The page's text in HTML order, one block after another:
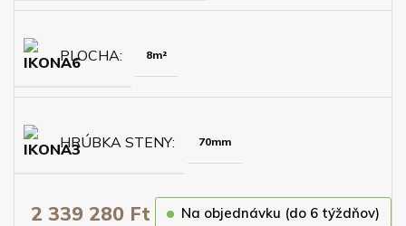
PLOCHA 8m²
HRÚBKA STENY 70mm
2 339 280 Ft Na objednávku (do 6 týždňov)